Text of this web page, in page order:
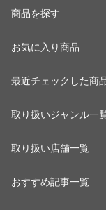
商品を探す
お気に入り商品
最近チェックした商
取り扱いジャンル一
取り扱い店舗一覧
おすすめ記事一覧